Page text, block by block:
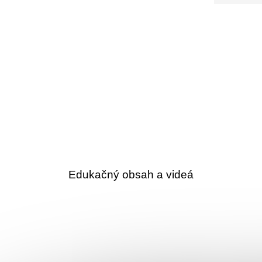
Edukačný obsah a videá